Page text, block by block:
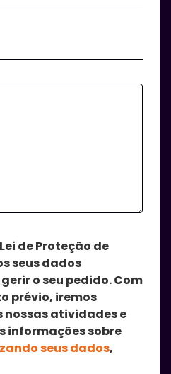
de Proteção de
seus dados
o seu pedido. Com
prévio, iremos
atividades e
informações sobre
seus dados,